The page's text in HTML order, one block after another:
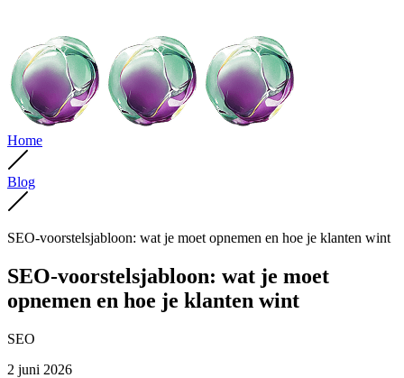
Home
Blog
SEO-voorstelsjabloon: wat je moet opnemen en hoe je klanten wint
SEO-voorstelsjabloon: wat je moet
opnemen en hoe je klanten wint
SEO
2 juni 2026